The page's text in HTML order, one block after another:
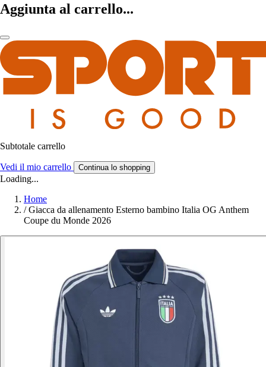
Aggiunta al carrello...
Subtotale carrello
Vedi il mio carrello Continua lo shopping
Loading...
Home
/ Giacca da allenamento Esterno bambino Italia OG Anthem
Coupe du Monde 2026